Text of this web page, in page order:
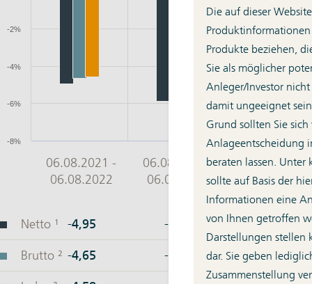
Die auf dieser
Produkte beziehen,
Sie als möglicher
Anleger/Investor
damit ungeeignet
Grund sollten Sie sich
Anlageentscheidung
beraten lassen. Unter
sollte auf Basis der
Informationen eine
von Ihnen getroffen
Darstellungen stellen
dar. Sie geben
Zusammenstellung